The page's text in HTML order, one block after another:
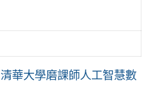
清華大學磨課師人工智慧數